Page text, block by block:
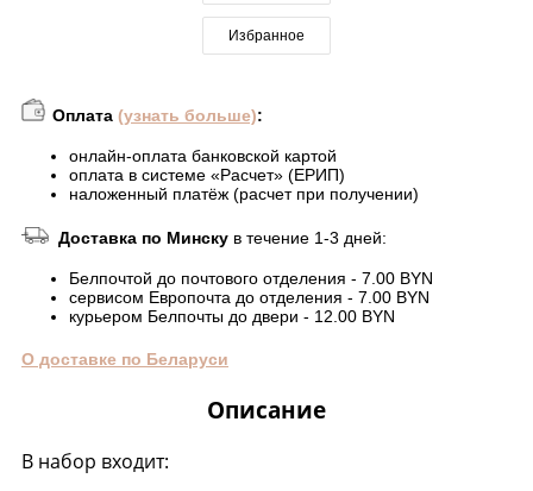
Избранное
Оплата (узнать больше):
онлайн-оплата банковской картой
оплата в системе «Расчет» (ЕРИП)
наложенный платёж (расчет при получении)
Доставка по Минску в течение 1-3 дней:
Белпочтой до почтового отделения - 7.00 BYN
сервисом Европочта до отделения - 7.00 BYN
курьером Белпочты до двери - 12.00 BYN
О доставке по Беларуси
Описание
В набор входит: